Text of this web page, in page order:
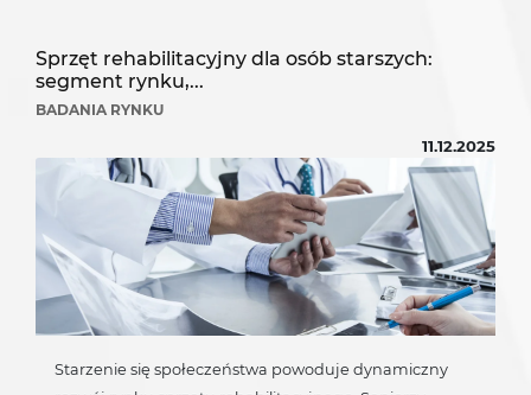
Sprzęt rehabilitacyjny dla osób starszych:
segment rynku,...
BADANIA RYNKU
11.12.2025
Starzenie się społeczeństwa powoduje dynamiczny